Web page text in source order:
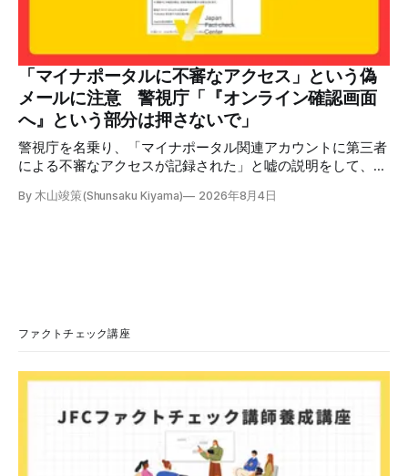
ポストされ、表示は20万件を超える。 投稿には「私の日本
語力が衰えていたら申し訳ないですが、動画に『韓国』と書
いてあるように見えます」などの英語の指摘もあるが、「日
本が犯した残虐行為を謝罪するのは悪いことだと思わない」
「共産主義者に恥じて頭を下げるべき人はいない」など、拡
散した投稿を真に受けた反応も多いため検証する。 検証過
程 動
「マイナポータルに不審なアクセス」という偽
メールに注意 警視庁「『オンライン確認画面
へ』という部分は押さないで」
警視庁を名乗り、「マイナポータル関連アカウントに第三者
による不審なアクセスが記録された」と嘘の説明をして、リ
で、メール内のリンクを押さないようにと注意を呼びかけて
号：MN-2026-●●●」「マイナポータル関連アカウント
のうえで「2026年8月2日（日）23:59までに、ご本人操作か
いうリンクをクリックするよう誘導している。 本文には、
警視庁の住所（東京都千代田区霞が関2-1-1）も書かれてい
By 木山竣策(Shunsaku Kiyama) 2026年8月4日
ファクトチェック講座